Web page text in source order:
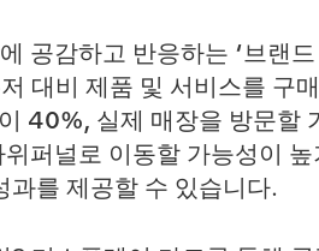
공감하고 반응하는 ‘브랜
대비 제품 및 서비스를 구
40%, 실제 매장을 방문할
퍼널로 이동할 가능성이
과를 제공할 수 있습니다.